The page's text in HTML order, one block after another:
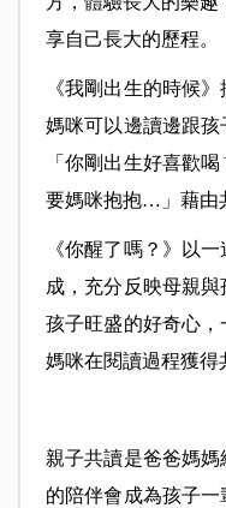
享自己長大的歷程。
《我剛出生的時候
媽咪可以邊讀邊跟
「你剛出生好喜歡
要媽咪抱抱…」藉由
《你醒了嗎？》以
成，充分反映母親
孩子旺盛的好奇心
媽咪在閱讀過程獲得
親子共讀是爸爸媽
的陪伴會成為孩子